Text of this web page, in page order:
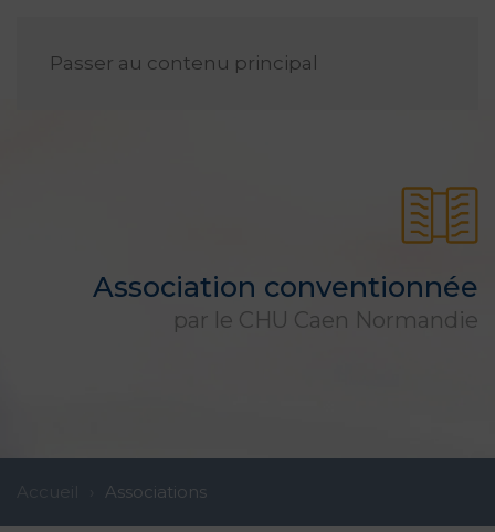
Passer au contenu principal
Association conventionnée
par le CHU Caen Normandie
Associations